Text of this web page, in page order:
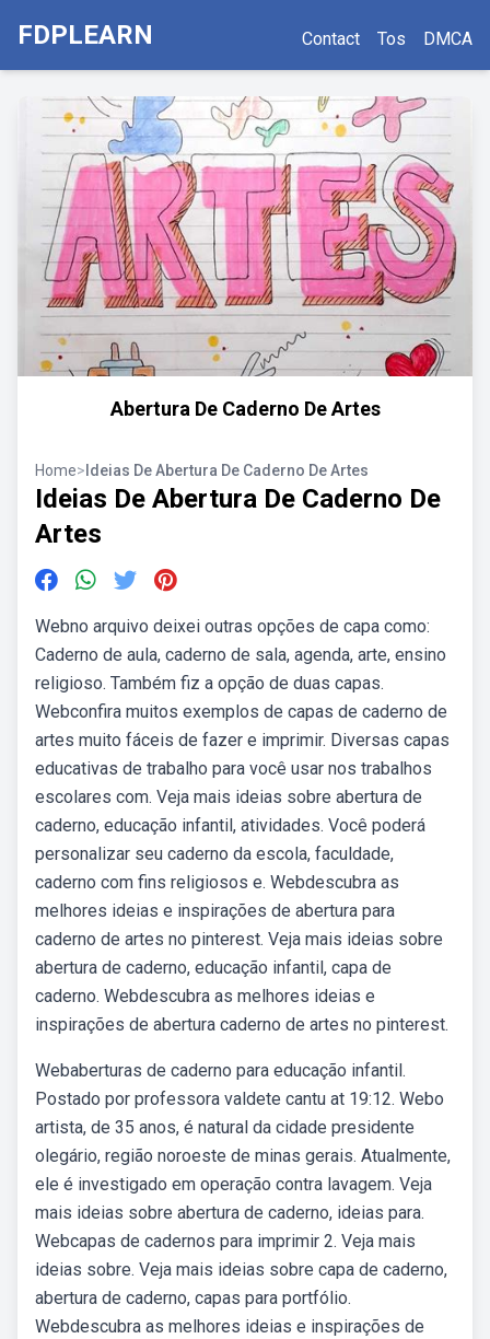
FDPLEARN Contact Tos DMCA
Abertura De Caderno De Artes
Home> Ideias De Abertura De Caderno De Artes
Ideias De Abertura De Caderno De
Artes
Webno arquivo deixei outras opções de capa como:
Caderno de aula, caderno de sala, agenda, arte, ensino
religioso. Também fiz a opção de duas capas.
Webconfira muitos exemplos de capas de caderno de
artes muito fáceis de fazer e imprimir. Diversas capas
educativas de trabalho para você usar nos trabalhos
escolares com. Veja mais ideias sobre abertura de
caderno, educação infantil, atividades. Você poderá
personalizar seu caderno da escola, faculdade,
caderno com fins religiosos e. Webdescubra as
melhores ideias e inspirações de abertura para
caderno de artes no pinterest. Veja mais ideias sobre
abertura de caderno, educação infantil, capa de
caderno. Webdescubra as melhores ideias e
inspirações de abertura caderno de artes no pinterest.
Webaberturas de caderno para educação infantil.
Postado por professora valdete cantu at 19:12. Webo
artista, de 35 anos, é natural da cidade presidente
olegário, região noroeste de minas gerais. Atualmente,
ele é investigado em operação contra lavagem. Veja
mais ideias sobre abertura de caderno, ideias para.
Webcapas de cadernos para imprimir 2. Veja mais
ideias sobre. Veja mais ideias sobre capa de caderno,
abertura de caderno, capas para portfólio.
Webdescubra as melhores ideias e inspirações de